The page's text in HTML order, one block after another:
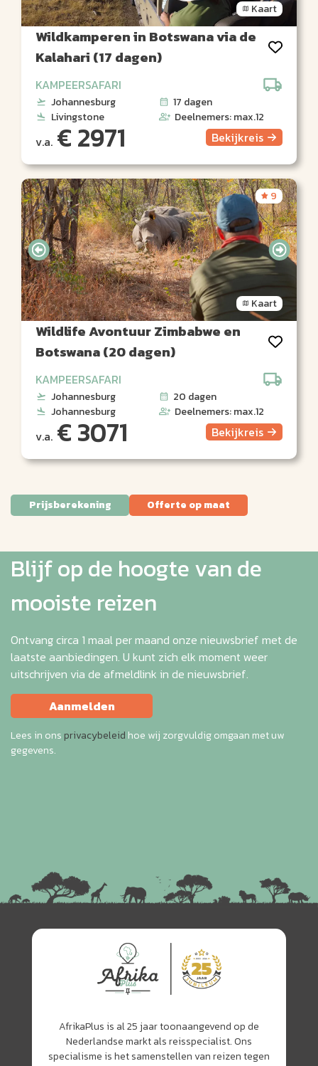
Kaart
Wildkamperen in Botswana via de
Kalahari (17 dagen)
KAMPEERSAFARI
Johannesburg
17 dagen
Livingstone
Deelnemers: max.12
v.a. € 2971 Bekijkreis
9
Kaart
Wildlife Avontuur Zimbabwe en
Botswana (20 dagen)
KAMPEERSAFARI
Johannesburg
20 dagen
Johannesburg
Deelnemers: max.12
v.a. € 3071 Bekijkreis
Prijsberekening Offerte op maat
Blijf op de hoogte van de
mooiste reizen
Ontvang circa 1 maal per maand onze nieuwsbrief met de
laatste aanbiedingen. U kunt zich elk moment weer
uitschrijven via de afmeldlink in de nieuwsbrief.
Aanmelden
Lees in ons privacybeleid hoe wij zorgvuldig omgaan met uw
gegevens.
AfrikaPlus is al 25 jaar toonaangevend op de
Nederlandse markt als reisspecialist. Ons
specialisme is het samenstellen van reizen tegen